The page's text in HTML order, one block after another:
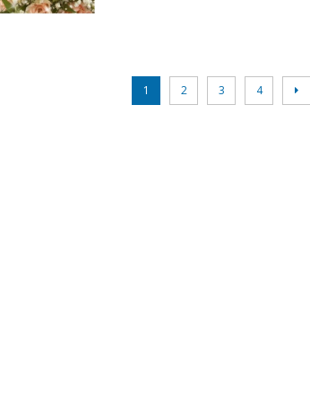
1 2 3 4 